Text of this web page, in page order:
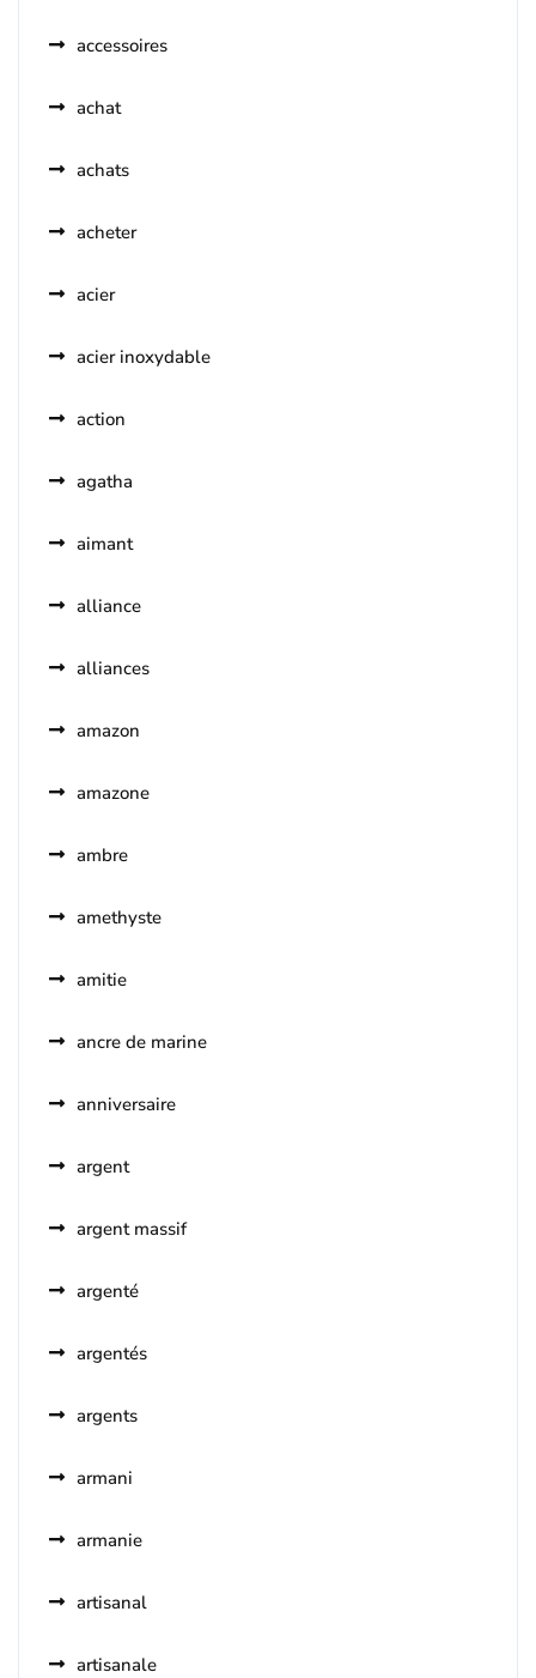
accessoires
achat
achats
acheter
acier
acier inoxydable
action
agatha
aimant
alliance
alliances
amazon
amazone
ambre
amethyste
amitie
ancre de marine
anniversaire
argent
argent massif
argenté
argentés
argents
armani
armanie
artisanal
artisanale